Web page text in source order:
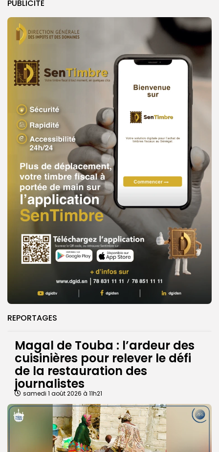
PUBLICITE
REPORTAGES
Magal de Touba : l’ardeur des
cuisinières pour relever le défi
de la restauration des
journalistes
samedi 1 août 2026 à 11h21